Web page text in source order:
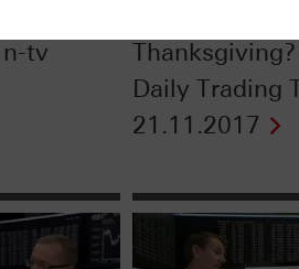
tv
Daily Trading
21.11.2017